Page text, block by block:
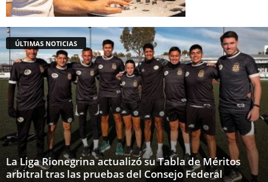
ÚLTIMAS NOTICIAS
La Liga Rionegrina actualizó su Tabla de Méritos
arbitral tras las pruebas del Consejo Federal